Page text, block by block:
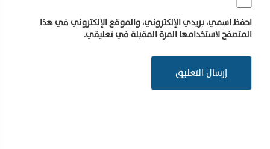
احفظ اسمي، بريدي الإلكتروني، والموقع الإلكتروني في هذا
المتصفح لاستخدامها المرة المقبلة في تعليقي.